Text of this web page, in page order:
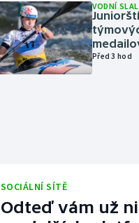
VODNÍ
Před 3 hod
SOCIÁLNÍ SÍTĚ
Odteď vám už